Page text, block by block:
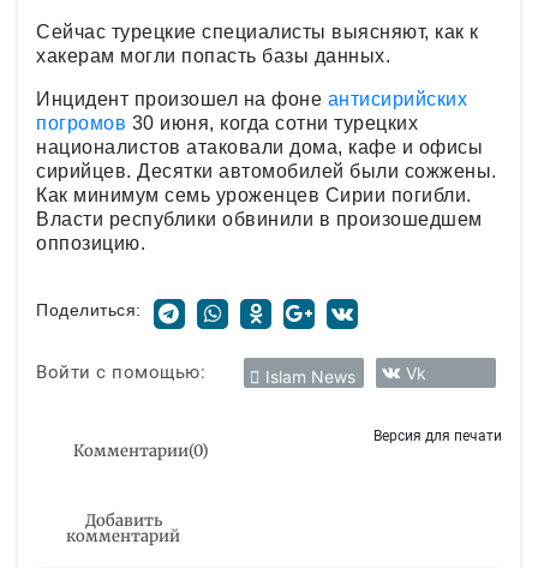
Сейчас турецкие специалисты выясняют, как к
хакерам могли попасть базы данных.
Инцидент произошел на фоне антисирийских
погромов 30 июня, когда сотни турецких
националистов атаковали дома, кафе и офисы
сирийцев. Десятки автомобилей были сожжены.
Как минимум семь уроженцев Сирии погибли.
Власти республики обвинили в произошедшем
оппозицию.
Поделиться:
Войти с помощью: Islam News Vk
Комментарии(0)
Версия для печати
Добавить
комментарий